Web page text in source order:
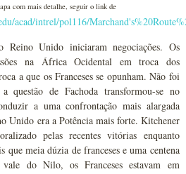
com mais detalhe, seguir o link de
acad/intrel/pol116/
Reino Unido iniciaram negociações. Os
na África Ocidental em troca dos
a que os Franceses se opunham. Não foi
questão de Fachoda transformou-se no
a uma confrontação mais alargada
Unido era a Potência mais forte. Kitchener
pelas recentes vitórias enquanto
que meia dúzia de franceses e uma centena
vale do Nilo, os Franceses estavam em